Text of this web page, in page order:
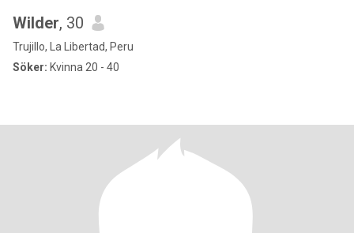
Wilder, 30
Trujillo, La Libertad, Peru
Söker: Kvinna 20 - 40